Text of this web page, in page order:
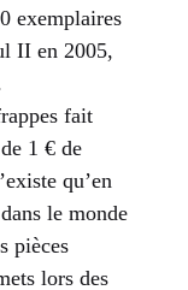
exemplaires
II en 2005,
fait
1 € de
qu’en
le monde
pièces
lors des